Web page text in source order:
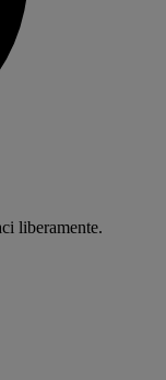
liberamente.